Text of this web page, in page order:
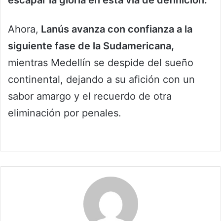
Ahora, Lanús avanza con confianza a la
siguiente fase de la Sudamericana,
mientras Medellín se despide del sueño
continental, dejando a su afición con un
sabor amargo y el recuerdo de otra
eliminación por penales.